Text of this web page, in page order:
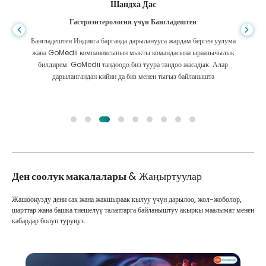
Шандха Дас
Гастроэнтерология үчүн Бангладештен
Бангладештен Индияга барганда дарыланууга жардам берген уулума
жана GoMedii компаниясынын мыкты командасына ыраазычылык
билдирем. GoMedii тандоодо биз туура тандоо жасадык. Алар
дарылангандан кийин да биз менен тыгыз байланышта
Ден соолук макалалары& Жаңыртуулар
Жашооңузду дени сак жана жакшыраак кылуу үчүн дарылоо, жол-жоболор,
шарттар жана башка тиешелүү талаптарга байланыштуу акыркы маалымат менен
кабардар болуп туруңуз.